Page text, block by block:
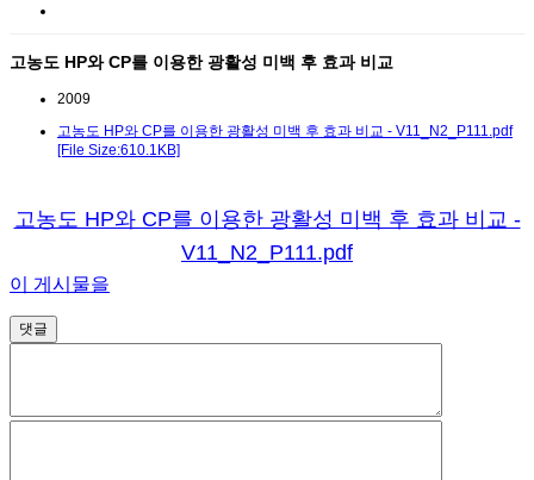
2026-04-23 2026년 등록자들을 위한 대한치과위생학회 상반
2025년 하반기 학술집담회 초록입니다.
고농도 HP와 CP를 이용한 광활성 미백 후 효과 비교
2009
고농도 HP와 CP를 이용한 광활성 미백 후 효과 비교 - V11_N2_P111.pdf
[File Size:610.1KB]
고농도 HP와 CP를 이용한 광활성 미백 후 효과 비교 -
V11_N2_P111.pdf
이 게시물을
댓글